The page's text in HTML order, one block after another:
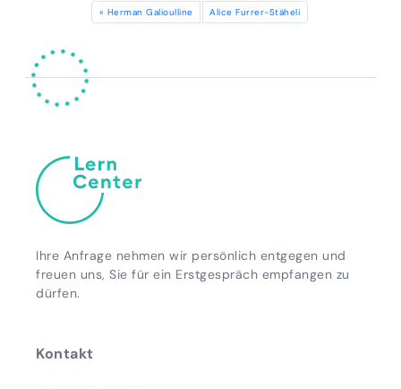
Herman Galioulline Alice Furrer-Stäheli
Ihre Anfrage nehmen wir persönlich entgegen und
freuen uns, Sie für ein Erstgespräch empfangen zu
dürfen.
Kontakt